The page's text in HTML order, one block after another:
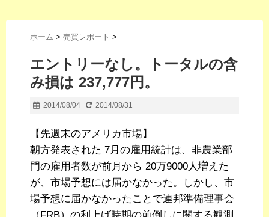
ホーム > 売買レポート >
エントリーなし。トータルの含
み損は 237,777円。
2014/08/04 2014/08/31
【先週末のアメリカ市場】
朝方発表された 7月の雇用統計は、非農業部
門の雇用者数が前月から 20万9000人増えた
が、市場予想には届かなかった。しかし、市
場予想に届かなかったことで連邦準備理事会